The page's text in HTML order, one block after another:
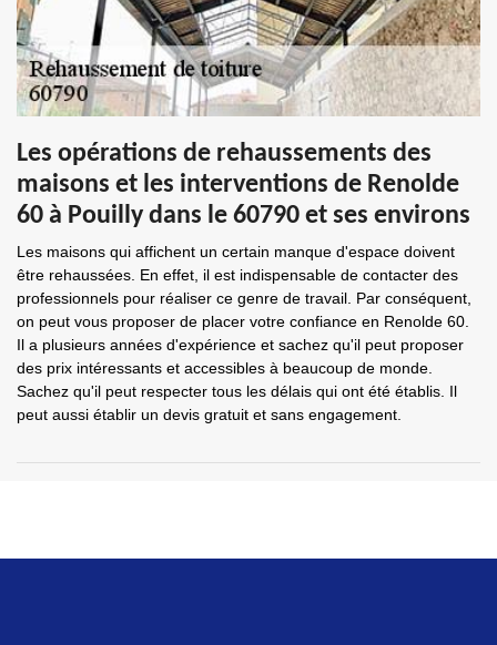
Les opérations de rehaussements des
maisons et les interventions de Renolde
60 à Pouilly dans le 60790 et ses environs
Les maisons qui affichent un certain manque d'espace doivent
être rehaussées. En effet, il est indispensable de contacter des
professionnels pour réaliser ce genre de travail. Par conséquent,
on peut vous proposer de placer votre confiance en Renolde 60.
Il a plusieurs années d'expérience et sachez qu'il peut proposer
des prix intéressants et accessibles à beaucoup de monde.
Sachez qu'il peut respecter tous les délais qui ont été établis. Il
peut aussi établir un devis gratuit et sans engagement.